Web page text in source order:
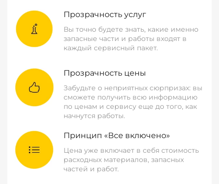
Прозрачность услуг
Вы точно будете знать, какие именно
запасные части и работы входят в
каждый сервисный пакет.
Прозрачность цены
Забудьте о неприятных сюрпризах: вы
сможете получить всю информацию
по ценам и сервису еще до того, как
начнутся работы.
Принцип «Все включено»
Цена уже включает в себя стоимость
расходных материалов, запасных
частей и работ.